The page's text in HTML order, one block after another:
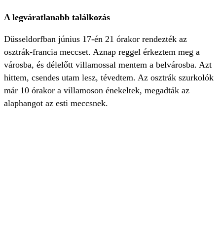
A legváratlanabb találkozás
Düsseldorfban június 17-én 21 órakor rendezték az
osztrák-francia meccset. Aznap reggel érkeztem meg a
városba, és délelőtt villamossal mentem a belvárosba. Azt
hittem, csendes utam lesz, tévedtem. Az osztrák szurkolók
már 10 órakor a villamoson énekeltek, megadták az
alaphangot az esti meccsnek.